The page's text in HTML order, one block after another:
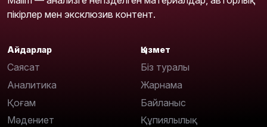
пікірлер мен эксклюзив контент.
Айдарлар
Саясат
Аналитика
Қоғам
Мәдениет
Қызмет
Біз туралы
Жарнама
Байланыс
Құпиялылық